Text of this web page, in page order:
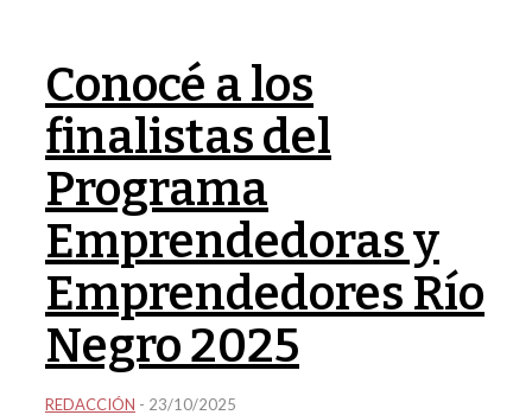
Conocé a los
finalistas del
Programa
Emprendedoras y
Emprendedores Río
Negro 2025
REDACCIÓN - 23/10/2025